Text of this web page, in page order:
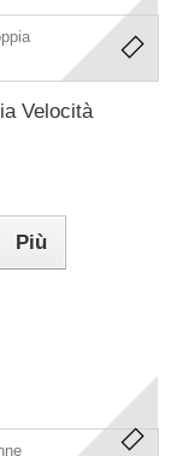
Velocità
Più